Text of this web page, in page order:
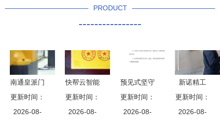
PRODUCT
----------------
南通皇派门
窗加盟指南
可行性分析
更新时间：
2026-08-
快帮云智能
企业名片
六部委联合
更新时间：
2026-08-
预见式坚守
技术服务与
售后服务的
更新时间：
2026-08-
新诺精工
以创新为引
擎，推动企
更新时间：
2026-08-